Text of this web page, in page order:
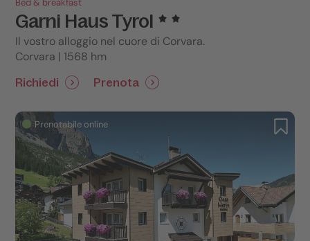
Garni Haus Tyrol
Il vostro alloggio nel cuore di Corvara.
Corvara | 1568 hm
Richiedi Prenota
Prenotabile online